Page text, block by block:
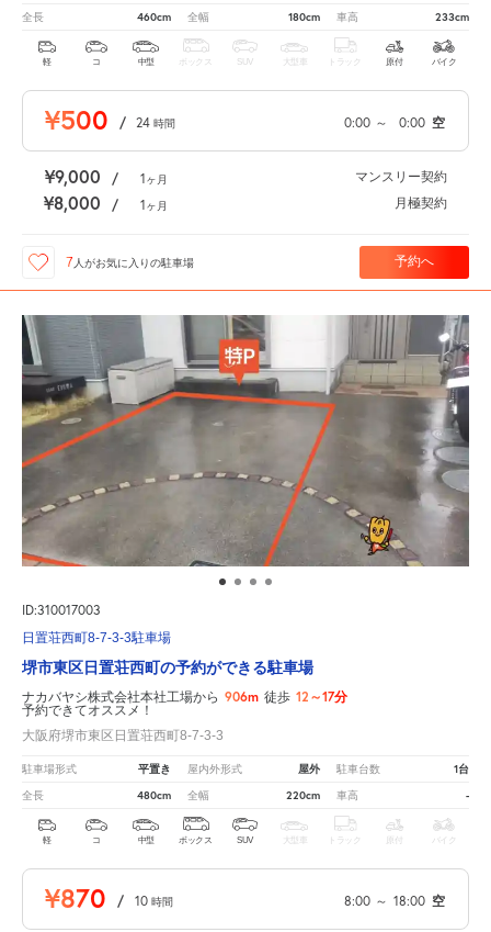
全長 460cm 全幅 180cm 車高 233cm
軽 コ 中型 ボックス SUV 大型車 トラック 原付 バイク
¥500 / 24 時間 0:00 ～ 0:00 空
¥9,000 / 1ヶ月 マンスリー契約
¥8,000 / 1ヶ月 月極契約
7 人がお気に入りの駐車場 予約へ
ID:310017003
日置荘西町8-7-3-3駐車場
堺市東区日置荘西町の予約ができる駐車場
ナカバヤシ株式会社本社工場から 906m 徒歩 12～17分
予約できてオススメ！
大阪府堺市東区日置荘西町8-7-3-3
駐車場形式 平置き 屋内外形式 屋外 駐車台数 1台
全長 480cm 全幅 220cm 車高 -
軽 コ 中型 ボックス SUV 大型車 トラック 原付 バイク
¥870 / 10 時間 8:00 ～ 18:00 空